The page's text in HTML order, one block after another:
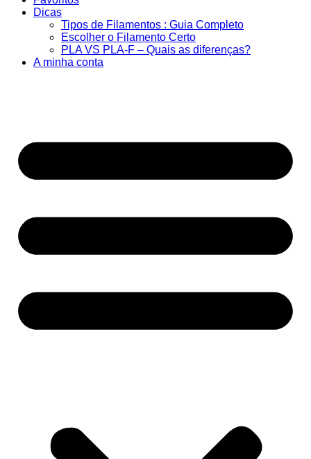
Dicas
Tipos de Filamentos : Guia Completo
Escolher o Filamento Certo
PLA VS PLA-F – Quais as diferenças?
A minha conta